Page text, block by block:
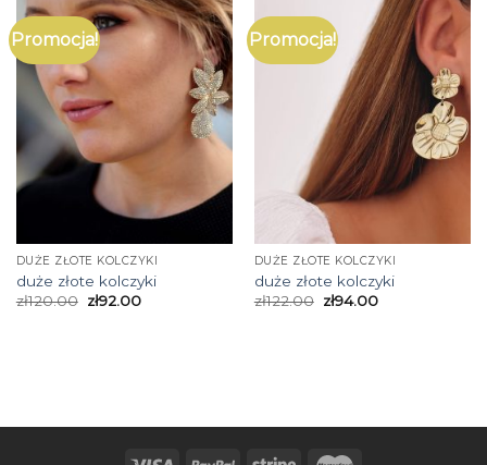
Promocja!
DUŻE ZŁOTE KOLCZYKI
duże złote kolczyki
zł120.00 zł92.00
Promocja!
DUŻE ZŁOTE KOLCZYKI
duże złote kolczyki
zł122.00 zł94.00